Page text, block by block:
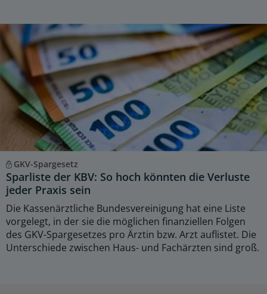
GKV-Spargesetz
Sparliste der KBV: So hoch könnten die Verluste
jeder Praxis sein
Die Kassenärztliche Bundesvereinigung hat eine Liste
vorgelegt, in der sie die möglichen finanziellen Folgen
des GKV-Spargesetzes pro Ärztin bzw. Arzt auflistet. Die
Unterschiede zwischen Haus- und Fachärzten sind groß.